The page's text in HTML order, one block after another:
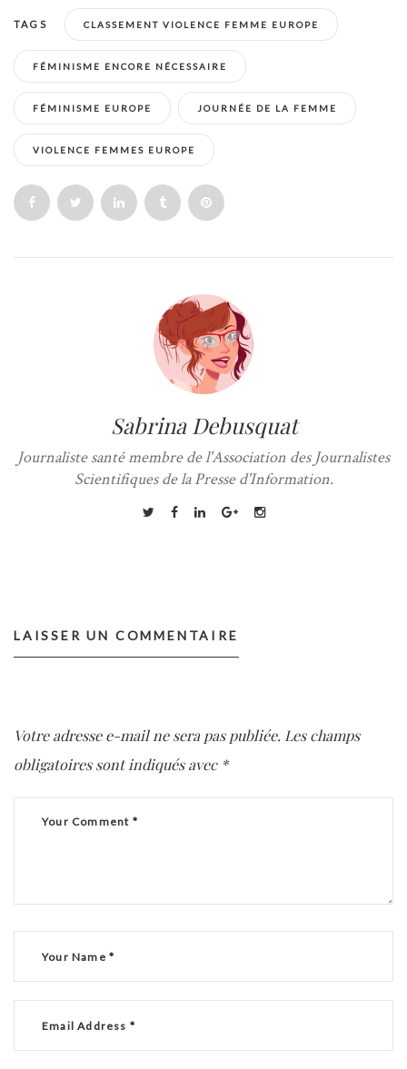
TAGS CLASSEMENT VIOLENCE FEMME EUROPE
FÉMINISME ENCORE NÉCESSAIRE
FÉMINISME EUROPE JOURNÉE DE LA FEMME
VIOLENCE FEMMES EUROPE
Sabrina Debusquat
Journaliste santé membre de l'Association des Journalistes
Scientifiques de la Presse d'Information.
LAISSER UN COMMENTAIRE
Votre adresse e-mail ne sera pas publiée. Les champs
obligatoires sont indiqués avec *